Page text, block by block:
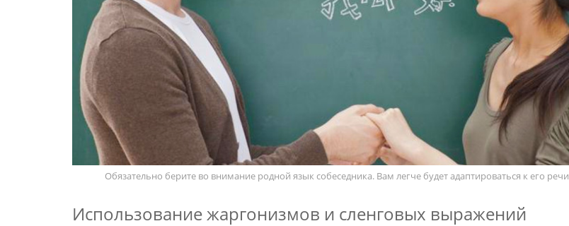
Обязательно берите во внимание родной язык собеседника. Вам легче будет адаптироваться к его речи
Использование жаргонизмов и сленговых выражений